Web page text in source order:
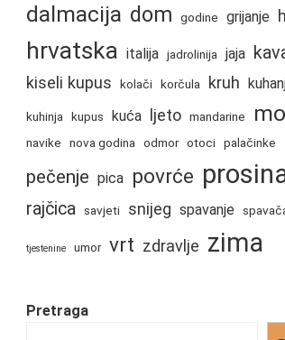
dalmacija dom godine grijanje
hrvatska italija jadrolinija jaja
kiseli kupus kolači korčula kruh
kuhinja kupus kuća ljeto mandarine
navike nova godina odmor otoci palačinke
pečenje pica povrće
rajčica savjeti snijeg spavanje
tjestenine umor vrt zdravlje zima
Pretraga